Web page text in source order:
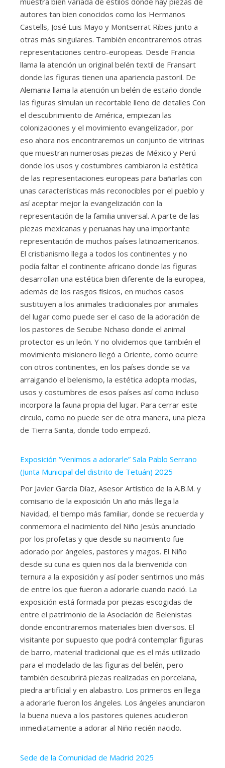
autores tan bien conocidos como los Hermanos
Castells, José Luis Mayo y Montserrat Ribes junto a
otras más singulares. También encontraremos otras
representaciones centro-europeas. Desde Francia
llama la atención un original belén textil de Fransart
donde las figuras tienen una apariencia pastoril. De
Alemania llama la atención un belén de estaño donde
las figuras simulan un recortable lleno de detalles Con
el descubrimiento de América, empiezan las
colonizaciones y el movimiento evangelizador, por
eso ahora nos encontraremos un conjunto de vitrinas
que muestran numerosas piezas de México y Perú
donde los usos y costumbres cambiaron la estética
de las representaciones europeas para bañarlas con
unas características más reconocibles por el pueblo y
así aceptar mejor la evangelización con la
representación de la familia universal. A parte de las
piezas mexicanas y peruanas hay una importante
representación de muchos países latinoamericanos.
El cristianismo llega a todos los continentes y no
podía faltar el continente africano donde las figuras
desarrollan una estética bien diferente de la europea,
además de los rasgos físicos, en muchos casos
sustituyen a los animales tradicionales por animales
del lugar como puede ser el caso de la adoración de
los pastores de Secube Nchaso donde el animal
protector es un león. Y no olvidemos que también el
movimiento misionero llegó a Oriente, como ocurre
con otros continentes, en los países donde se va
arraigando el belenismo, la estética adopta modas,
usos y costumbres de esos países así como incluso
incorpora la fauna propia del lugar. Para cerrar este
circulo, como no puede ser de otra manera, una pieza
de Tierra Santa, donde todo empezó.
Exposición “Venimos a adorarle” Sala Pablo Serrano
(Junta Municipal del distrito de Tetuán) 2025
Por Javier García Díaz, Asesor Artístico de la A.B.M. y
comisario de la exposición Un año más llega la
Navidad, el tiempo más familiar, donde se recuerda y
conmemora el nacimiento del Niño Jesús anunciado
por los profetas y que desde su nacimiento fue
adorado por ángeles, pastores y magos. El Niño
desde su cuna es quien nos da la bienvenida con
ternura a la exposición y así poder sentirnos uno más
de entre los que fueron a adorarle cuando nació. La
exposición está formada por piezas escogidas de
entre el patrimonio de la Asociación de Belenistas
donde encontraremos materiales bien diversos. El
visitante por supuesto que podrá contemplar figuras
de barro, material tradicional que es el más utilizado
para el modelado de las figuras del belén, pero
también descubrirá piezas realizadas en porcelana,
piedra artificial y en alabastro. Los primeros en llega
a adorarle fueron los ángeles. Los ángeles anunciaron
la buena nueva a los pastores quienes acudieron
inmediatamente a adorar al Niño recién nacido.
Sede de la Comunidad de Madrid 2025